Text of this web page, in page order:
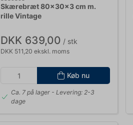
Skærebræt 80x30x3 cm m.
rille Vintage
DKK 639,00 / stk
DKK 511,20 ekskl. moms
Køb nu
Ca. 7 på lager - Levering: 2-3
dage